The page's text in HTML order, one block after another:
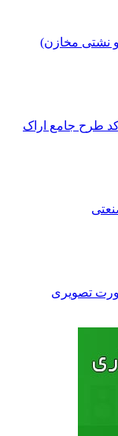
مخازن)